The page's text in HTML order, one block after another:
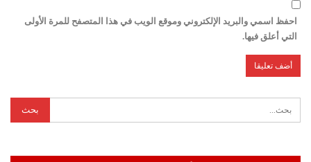
احفظ اسمي والبريد الإلكتروني وموقع الويب في هذا المتصفح للمرة الأولى
التي أعلق فيها.